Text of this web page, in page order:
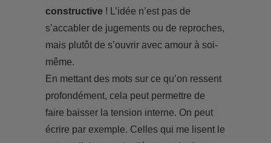
constructive! L’idée n’est pas de
s’accabler de jugements ou de reproches,
mais plutôt de s’ouvrir avec amour à soi-
même.
En mettant des mots sur ce qu’on ressent
profondément, cela peut permettre de
faire baisser la tension interne. On peut
écrire par exemple. Celles qui me lisent le